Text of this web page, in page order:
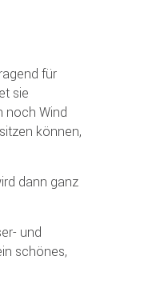
für
sie
noch Wind
können,
dann ganz
und
schönes,